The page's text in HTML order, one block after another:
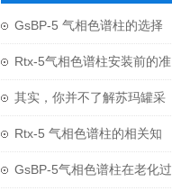
GsBP-5 气相色谱柱的选择
与处理方式
Rtx-5气相色谱柱安装前的准
备工作有哪些？
其实，你并不了解苏玛罐采
样定时器
Rtx-5 气相色谱柱的相关知
识普及
GsBP-5气相色谱柱在老化过